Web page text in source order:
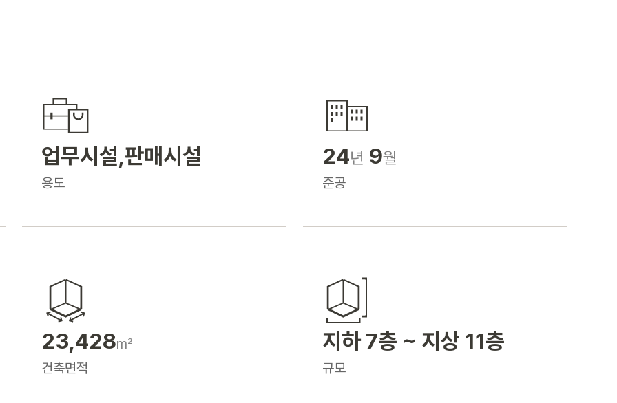
업무시설,판매시설
용도
24년 9월
준공
23,428m²
건축면적
지하 7층 ~ 지상 11층
규모